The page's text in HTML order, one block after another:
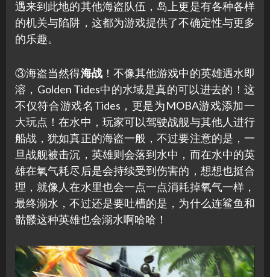
遇来到此地的其他海盗队伍，岛上更是有各种各样
的机关与陷阱，这都为游戏提供了不确定性与更多
的乐趣。
③海盗当然得海战！不像其他游戏中的英雄遇水即
溶，Golden Tides中的水域是真的可以进去的！这
不仅符合游戏名Tides，更是为MOBA游戏添加一
大玩点！在水中，玩家可以驾驶战舰与其他人进行
船战，犹如真正的海盗一般，不过要注意的是，一
旦战舰被击沉，英雄则会落到水中，而在水中的英
雄在氧气耗尽后是会持续受到伤害的，想想也挺合
理，就像人在水里也会一点一点消耗掉氧气一样，
最终溺水，不过还是要吐槽的是，为什么连鲨鱼和
骷髅这种英雄也会溺水啊哈哈！